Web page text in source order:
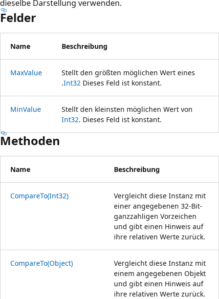
dieselbe Darstellung verwenden.
Felder
Name Beschreibung
MaxValue
Stellt den größten möglichen Wert eines
.Int32 Dieses Feld ist konstant.
MinValue
Stellt den kleinsten möglichen Wert von
Int32. Dieses Feld ist konstant.
Methoden
Name Beschreibung
CompareTo(Int32)
Vergleicht diese Instanz mit
einer angegebenen 32-Bit-
ganzzahligen Vorzeichen
und gibt einen Hinweis auf
ihre relativen Werte zurück.
CompareTo(Object)
Vergleicht diese Instanz mit
einem angegebenen Objekt
und gibt einen Hinweis auf
ihre relativen Werte zurück.